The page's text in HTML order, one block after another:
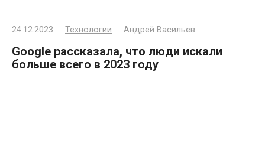
24.12.2023 Технологии Андрей Васильев
Google рассказала, что люди искали
больше всего в 2023 году